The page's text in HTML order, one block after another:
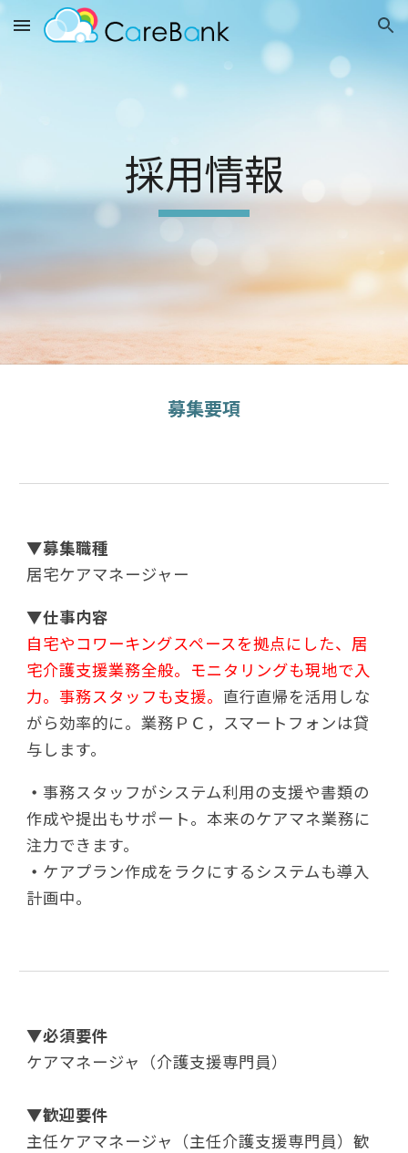
Skip to main content Skip to navigation
採用情報
募集要項
▼募集職種
居宅ケアマネージャー
▼仕事内容
自宅やコワーキングスペースを拠点にした、居
宅介護支援業務全般。モニタリングも現地で入
力。事務スタッフも支援。 直行直帰を活用しな
がら効率的に。業務ＰＣ，スマートフォンは貸
与します。
・事務スタッフがシステム利用の支援や書類の
作成や提出もサポート。本来のケアマネ業務に
注力できます。
・ ケアプラン作成をラクにするシステムも導入
計画中。
▼必須要件
ケアマネージャ（介護支援専門員）
▼歓迎要件
主任ケアマネージャ（主任介護支援専門員）歓